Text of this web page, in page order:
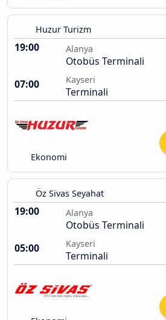
Huzur Turizm
19:00 Alanya
Otobüs Terminali
07:00
Kayseri
Terminali
Ekonomi
Öz Sivas Seyahat
19:00 Alanya
Otobüs Terminali
05:00
Kayseri
Terminali